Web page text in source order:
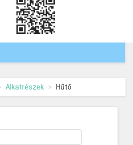
Alkatrészek Hűtő